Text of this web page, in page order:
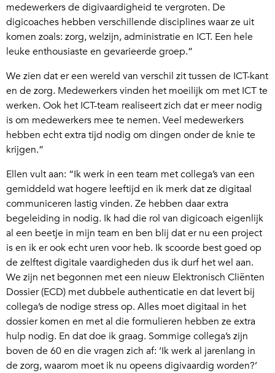
medewerkers de digivaardigheid te vergroten. De
digicoaches hebben verschillende disciplines waar ze uit
komen zoals: zorg, welzijn, administratie en ICT. Een hele
leuke enthousiaste en gevarieerde groep.”
We zien dat er een wereld van verschil zit tussen de ICT-kant
en de zorg. Medewerkers vinden het moeilijk om met ICT te
werken. Ook het ICT-team realiseert zich dat er meer nodig
is om medewerkers mee te nemen. Veel medewerkers
hebben echt extra tijd nodig om dingen onder de knie te
krijgen.”
Ellen vult aan: “Ik werk in een team met collega’s van een
gemiddeld wat hogere leeftijd en ik merk dat ze digitaal
communiceren lastig vinden. Ze hebben daar extra
begeleiding in nodig. Ik had die rol van digicoach eigenlijk
al een beetje in mijn team en ben blij dat er nu een project
is en ik er ook echt uren voor heb. Ik scoorde best goed op
de zelftest digitale vaardigheden dus ik durf het wel aan.
We zijn net begonnen met een nieuw Elektronisch Cliënten
Dossier (ECD) met dubbele authenticatie en dat levert bij
collega’s de nodige stress op. Alles moet digitaal in het
dossier komen en met al die formulieren hebben ze extra
hulp nodig. En dat doe ik graag. Sommige collega’s zijn
boven de 60 en die vragen zich af: ‘Ik werk al jarenlang in
de zorg, waarom moet ik nu opeens digivaardig worden?’